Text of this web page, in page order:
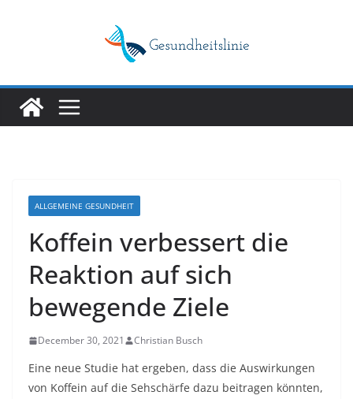
ALLGEMEINE GESUNDHEIT
Koffein verbessert die
Reaktion auf sich
bewegende Ziele
December 30, 2021 Christian Busch
Eine neue Studie hat ergeben, dass die Auswirkungen
von Koffein auf die Sehschärfe dazu beitragen könnten,